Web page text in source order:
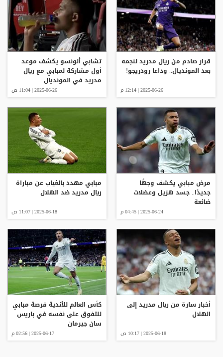
قرار صادم من ريال مدريد لنجمه
بعد المونديال.. وداعا رودريجو!
2025-06-26 | 12:14 م
تشابي ألونسو يكشف موعد
أول مشاركة لمبابي مع ريال
مدريد في المونديال
2025-06-26 | 11:04 ص
مرض مبابي يكشف وجهًا
جديدًا.. جسد هزيل وعضلات
ضائعة
2025-06-24 | 04:45 م
مبابي مهدد بالغياب عن مباراة
ريال مدريد ضد الهلال
2025-06-18 | 11:07 ص
أخبار سارة من ريال مدريد إلى
الهلال
2025-06-18 | 10:17 ص
كأس العالم للأندية فرصة مبابي
للتفوق على نفسه في باريس
سان جيرمان
2025-06-17 | 02:56 م